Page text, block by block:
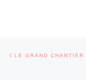
Parcourir les
LE GRAND